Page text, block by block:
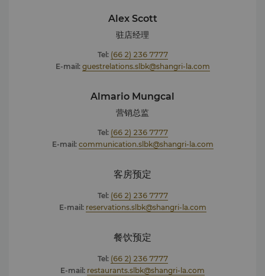
店无塑料项目的证书 曼谷香格里拉大酒店获得Haute Grandeur
Excellence Award – 泰国最佳会议酒店（2019年8月） 曼谷香格
里拉大酒店获得Haute Grandeur Excellence Award – 泰国最佳
豪华酒店（2019年8月） 香宫获得Haute Grandeur Excellence
香宫获得Haute Grandeur Excellence Award – 泰国最佳酒店餐
厅（2019年8月） 曼谷香格里拉大酒店CHI水疗获得Haute
Grandeur Excellence Award – 全球最佳城市水疗中心（2019年
8月） 曼谷香格里拉大酒店CHI水疗获得Haute Grandeur
Hotels.com（2018年6月） 香宫荣获《曼谷最佳餐饮娱乐杂志》
组织的21世纪曼谷最佳餐厅大奖，“曼谷最佳餐厅 - 中餐组”编辑推荐
大奖。（2019年6月7日） NEXT2 Café荣获《曼谷最佳餐饮娱乐杂
辑推荐大奖。（2019年6月7日） 香宫荣获泰国Tatler杂志读者评
选“2019年最佳中餐厅之一”（2019年4月23日） 香宫被《曼谷杂
志》选入“2019年曼谷顶级餐厅餐饮指南”官方选择组。（2019年3
月27日） 荣获《DestinAsian杂志》读者之选大奖，在“10家最佳
Alex Scott
驻店经理
Tel: (66 2) 236 7777
E-mail: guestrelations.slbk@shangri-la.com
Almario Mungcal
营销总监
Tel: (66 2) 236 7777
E-mail: communication.slbk@shangri-la.com
客房预定
Tel: (66 2) 236 7777
E-mail: reservations.slbk@shangri-la.com
餐饮预定
Tel: (66 2) 236 7777
E-mail: restaurants.slbk@shangri-la.com